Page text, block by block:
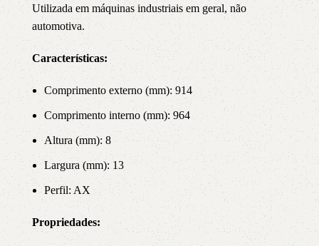
Utilizada em máquinas industriais em geral, não
automotiva.
Características:
Comprimento externo (mm): 914
Comprimento interno (mm): 964
Altura (mm): 8
Largura (mm): 13
Perfil: AX
Propriedades: